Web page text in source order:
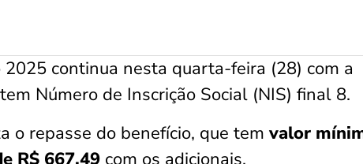
continua nesta quarta-feira (28) com a
Número de Inscrição Social (NIS) final 8.
o repasse do benefício, que tem valor
R$ 667,49 com os adicionais.